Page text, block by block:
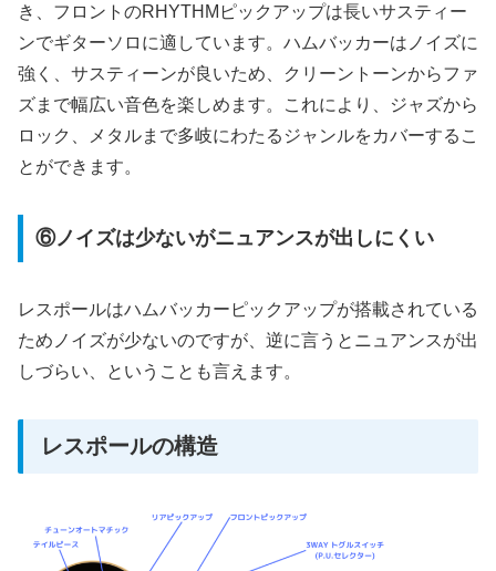
き、フロントのRHYTHMピックアップは長いサスティー
ンでギターソロに適しています。ハムバッカーはノイズに
強く、サスティーンが良いため、クリーントーンからファ
ズまで幅広い音色を楽しめます。これにより、ジャズから
ロック、メタルまで多岐にわたるジャンルをカバーするこ
とができます。
⑥ノイズは少ないがニュアンスが出しにくい
レスポールはハムバッカーピックアップが搭載されている
ためノイズが少ないのですが、逆に言うとニュアンスが出
しづらい、ということも言えます。
レスポールの構造